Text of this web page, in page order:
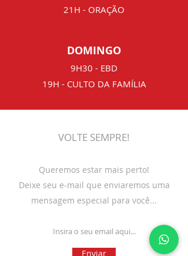
21H - ORAÇÃO
DOMINGO
9H30 - EBD
19H - CULTO DA FAMÍLIA
VOLTE SEMPRE!
Queremos estar mais perto!
Deixe seu e-mail que enviaremos uma
mensagem especial para você...
Enviar